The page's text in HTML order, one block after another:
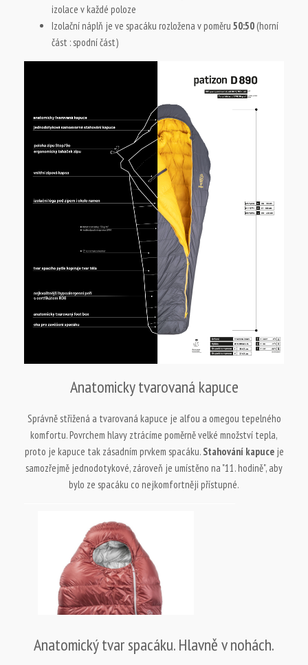
izolace v každé poloze
Izolační náplň je ve spacáku rozložena v poměru 50:50 (horní
část : spodní část)
Anatomicky tvarovaná kapuce
Správně střižená a tvarovaná kapuce je alfou a omegou tepelného
komfortu. Povrchem hlavy ztrácíme poměrně velké množství tepla,
proto je kapuce tak zásadním prvkem spacáku. Stahování kapuceje
samozřejmě jednodotykové, zároveň je umístěno na "11. hodině", aby
bylo ze spacáku co nejkomfortněji přístupné.
Anatomický tvar spacáku. Hlavně v nohách.